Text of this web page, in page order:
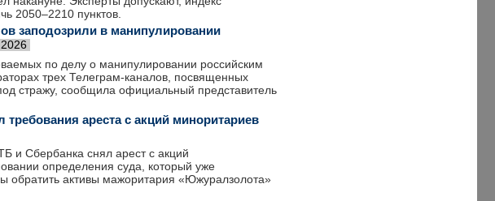
2050–2210 пунктов.
заподозрили в манипулировании
по делу о манипулировании российским
трех Телеграм-каналов, посвященных
стражу, сообщила официальный представитель
ареста с акций миноритариев
и Сбербанка снял арест с акций
определения суда, который уже
обратить активы мажоритария «Южуралзолота»